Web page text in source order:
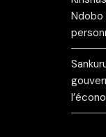
Ndobo